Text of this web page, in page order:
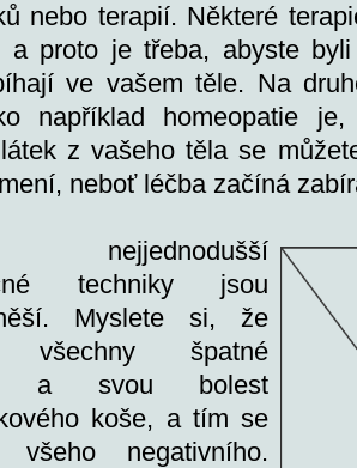
nebo terapií. Některé
a proto je třeba, abyste
ve vašem těle. Na
například homeopatie
z vašeho těla se
neboť léčba začíná
techniky jsou
Myslete si, že
všechny špatné
a svou bolest
koše, a tím se
všeho negativního.